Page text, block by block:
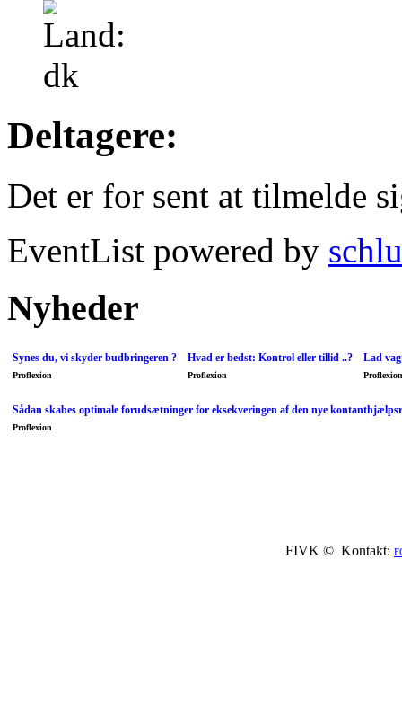
Deltagere:
Det er for sent at tilmelde
EventList powered by
Nyheder
Synes du, vi skyder budbringeren ?
Proflexion
Hvad er bedst: Kontrol eller tillid ..?
Proflexion
Lad
Proflexion
Sådan skabes optimale forudsætninger for eksekveringen af den nye
Proflexion
FIVK © Kontakt: